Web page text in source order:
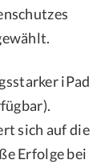
iPad
sich auf die
Erfolge bei